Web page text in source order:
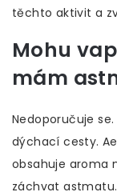
těchto aktivit a
Mohu
mám
Nedoporučuje
dýchací cesty.
obsahuje aroma
záchvat